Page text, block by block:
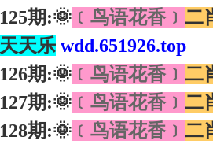
125期:🌞 ﹝鸟语花香﹞ 二
天天乐 wdd.651926.top
126期:🌞 ﹝鸟语花香﹞ 二
127期:🌞 ﹝鸟语花香﹞ 二
128期:🌞 ﹝鸟语花香﹞ 二